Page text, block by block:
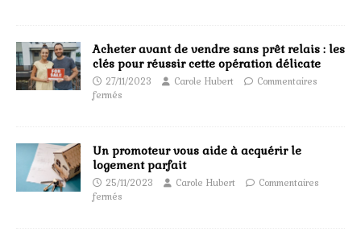
Acheter avant de vendre sans prêt relais : les
clés pour réussir cette opération délicate
27/11/2023 Carole Hubert
Commentaires
fermés
Un promoteur vous aide à acquérir le
logement parfait
25/11/2023 Carole Hubert
Commentaires
fermés